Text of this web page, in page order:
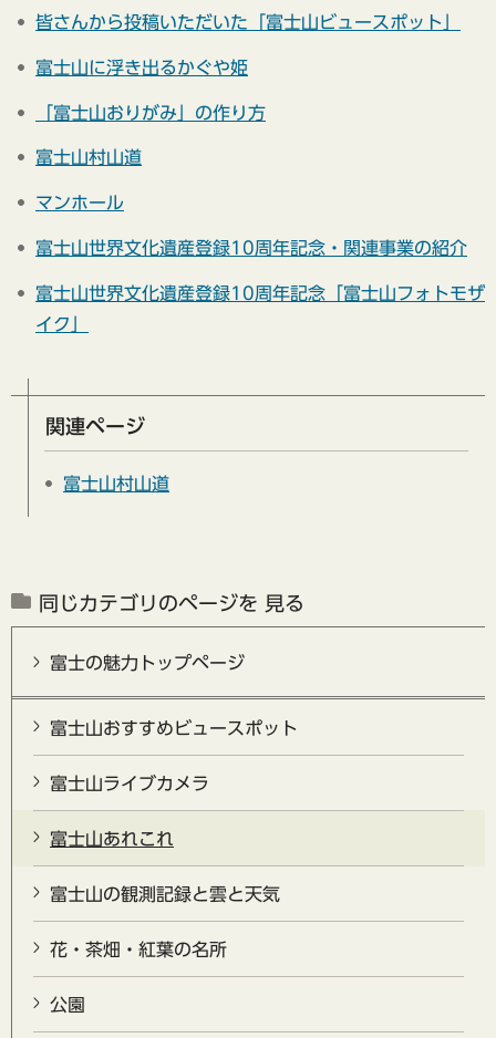
皆さんから投稿いただいた「富士山ビュースポット」
富士山に浮き出るかぐや姫
「富士山おりがみ」の作り方
富士山村山道
マンホール
富士山世界文化遺産登録10周年記念・関連事業の紹介
富士山世界文化遺産登録10周年記念「富士山フォトモザ
イク」
関連ページ
富士山村山道
同じカテゴリのページを 見る
富士の魅力トップページ
富士山おすすめビュースポット
富士山ライブカメラ
富士山あれこれ
富士山の観測記録と雲と天気
花・茶畑・紅葉の名所
公園